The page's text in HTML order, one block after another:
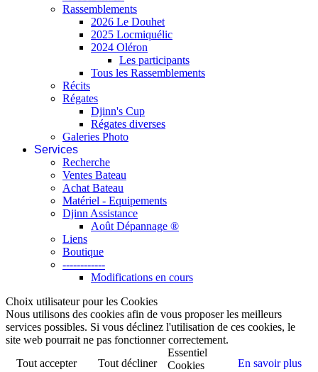
Rassemblements
2026 Le Douhet
2025 Locmiquélic
2024 Oléron
Les participants
Tous les Rassemblements
Récits
Régates
Djinn's Cup
Régates diverses
Galeries Photo
Services
Recherche
Ventes Bateau
Achat Bateau
Matériel - Equipements
Djinn Assistance
Août Dépannage ®
Liens
Boutique
------------
Modifications en cours
Choix utilisateur pour les Cookies
Nous utilisons des cookies afin de vous proposer les meilleurs
services possibles. Si vous déclinez l'utilisation de ces cookies, le
site web pourrait ne pas fonctionner correctement.
Tout accepter
Tout décliner En savoir plus
Essentiel
Cookies